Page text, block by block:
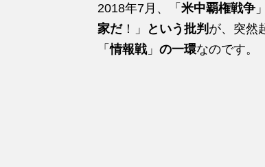
2018年7月、「 米中覇権戦争
家だ！」 という批判 が、突然
「情報戦」 の一環なのです。